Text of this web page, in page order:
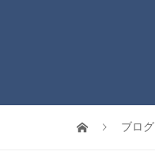
ブログ